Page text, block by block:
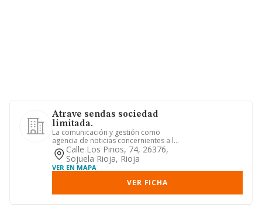
Atrave sendas sociedad
limitada.
La comunicación y gestión como
agencia de noticias concernientes a los
municipios y al turismo. est...
Calle Los Pinos, 74, 26376,
Sojuela Rioja, Rioja
VER EN MAPA
VER FICHA